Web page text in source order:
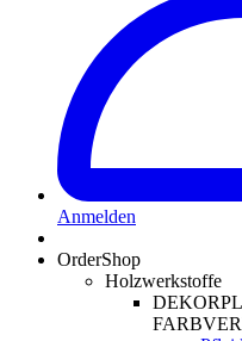
Anmelden
OrderShop
Holzwerkstoffe